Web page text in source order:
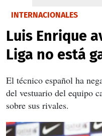
INTERNACIONALES
Luis Enrique
Liga no está
El técnico español ha
del vestuario del equipo
sobre sus rivales.